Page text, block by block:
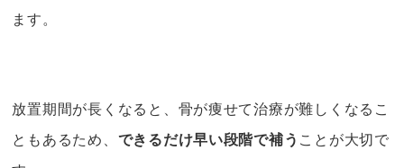
ます。
放置期間が長くなると、骨が痩せて治療が難しくなるこ
ともあるため、 できるだけ早い段階で補う ことが大切で